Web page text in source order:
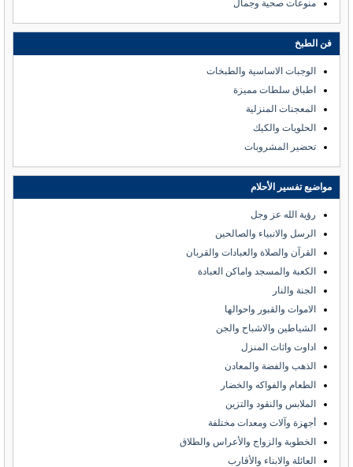
منوعات صحية وجمال
فن الطبخ
الوجبات الاساسية والطبخات
اطباق سلطات مميزة
المعجنات المنزلية
الحلويات والكيك
تحضير المشروبات
مواضيع تفسير الأحلام
رؤية الله عز وجل
الرسل والانبياء والصالحين
القرآن والصلاة والعبادات والقربان
الكعبة والمسجد واماكن العبادة
الجنة والنار
الاموات والقبور واحوالها
الشياطين والاشباح والجن
اداوت واثاث المنزل
الذهب والفضة والمعادن
الطعام والفواكه والخضار
الملابس والنقود والتزين
أجهزة وآلات ومعدات مختلفة
الخطوبة والزواج والأعراس والطلاق
العائلة والابناء والأقارب